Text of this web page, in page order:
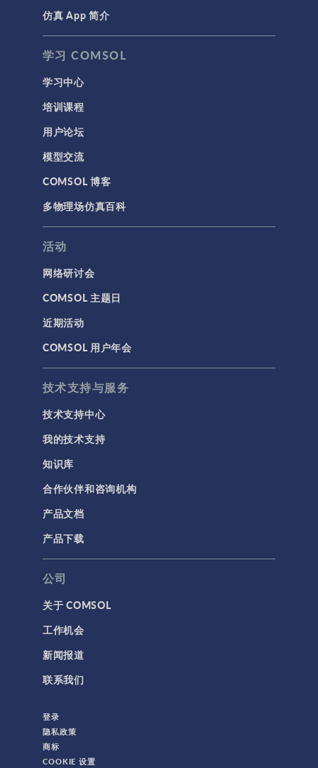
声学与振动
岩土力学
材料模型
结构力学
结构动力学
API
代理模型
仿真 App
基于方程建模
安装与许可证管理
建模工具和定义
材料
物理场接口
用户界面
研究与求解器
简介
结果与可视化
网格
集群计算和云计算
3D 打印
AC/DC 模块
App 开发器简介视频
CFD 模块
RF 模块
仿真 App 简介
学习 COMSOL
学习中心
培训课程
用户论坛
模型交流
COMSOL 博客
多物理场仿真百科
活动
网络研讨会
COMSOL 主题日
近期活动
COMSOL 用户年会
技术支持与服务
技术支持中心
我的技术支持
知识库
合作伙伴和咨询机构
产品文档
产品下载
公司
关于 COMSOL
工作机会
新闻报道
联系我们
登录
隐私政策
商标
COOKIE 设置